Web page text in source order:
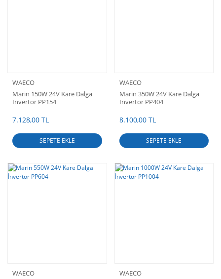
WAECO
Marin 150W 24V Kare Dalga
İnvertör PP154
7.128,00 TL
SEPETE EKLE
WAECO
Marin 350W 24V Kare Dalga
İnvertör PP404
8.100,00 TL
SEPETE EKLE
WAECO
WAECO